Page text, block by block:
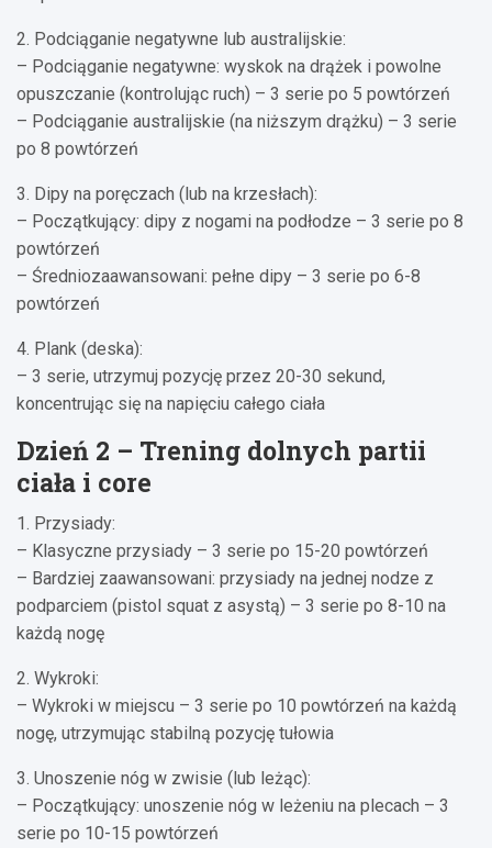
2. Podciąganie negatywne lub australijskie:
– Podciąganie negatywne: wyskok na drążek i powolne
opuszczanie (kontrolując ruch) – 3 serie po 5 powtórzeń
– Podciąganie australijskie (na niższym drążku) – 3 serie
po 8 powtórzeń
3. Dipy na poręczach (lub na krzesłach):
– Początkujący: dipy z nogami na podłodze – 3 serie po 8
powtórzeń
– Średniozaawansowani: pełne dipy – 3 serie po 6-8
powtórzeń
4. Plank (deska):
– 3 serie, utrzymuj pozycję przez 20-30 sekund,
koncentrując się na napięciu całego ciała
Dzień 2 – Trening dolnych partii
ciała i core
1. Przysiady:
– Klasyczne przysiady – 3 serie po 15-20 powtórzeń
– Bardziej zaawansowani: przysiady na jednej nodze z
podparciem (pistol squat z asystą) – 3 serie po 8-10 na
każdą nogę
2. Wykroki:
– Wykroki w miejscu – 3 serie po 10 powtórzeń na każdą
nogę, utrzymując stabilną pozycję tułowia
3. Unoszenie nóg w zwisie (lub leżąc):
– Początkujący: unoszenie nóg w leżeniu na plecach – 3
serie po 10-15 powtórzeń